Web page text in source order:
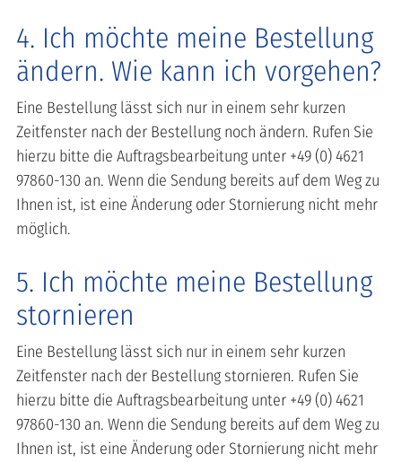
4. Ich möchte meine Bestellung
ändern. Wie kann ich vorgehen?
Eine Bestellung lässt sich nur in einem sehr kurzen
Zeitfenster nach der Bestellung noch ändern. Rufen Sie
hierzu bitte die Auftragsbearbeitung unter +49 (0) 4621
97860-130 an. Wenn die Sendung bereits auf dem Weg zu
Ihnen ist, ist eine Änderung oder Stornierung nicht mehr
möglich.
5. Ich möchte meine Bestellung
stornieren
Eine Bestellung lässt sich nur in einem sehr kurzen
Zeitfenster nach der Bestellung stornieren. Rufen Sie
hierzu bitte die Auftragsbearbeitung unter +49 (0) 4621
97860-130 an. Wenn die Sendung bereits auf dem Weg zu
Ihnen ist, ist eine Änderung oder Stornierung nicht mehr